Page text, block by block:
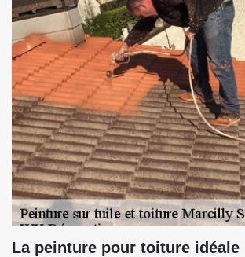
La peinture pour toiture idéale